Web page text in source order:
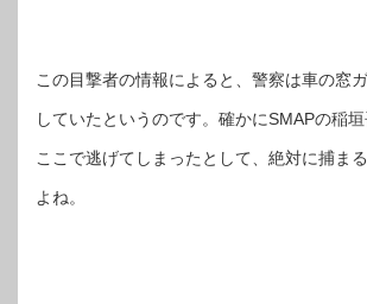
この目撃者の情報によると、警察は車の窓
していたというのです。確かにSMAPの稲
ここで逃げてしまったとして、絶対に捕ま
よね。